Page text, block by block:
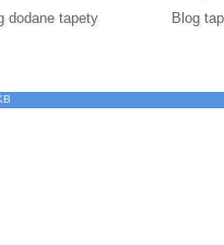
dodane tapety
Blog